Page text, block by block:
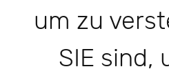
um zu
SIE sind,